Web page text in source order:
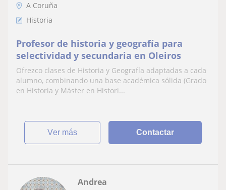
A Coruña
Historia
Profesor de historia y geografía para
selectividad y secundaria en Oleiros
Ofrezco clases de Historia y Geografía adaptadas a cada
alumno, combinando una base académica sólida (Grado
en Historia y Máster en Histori...
ver más Contactar
Andrea